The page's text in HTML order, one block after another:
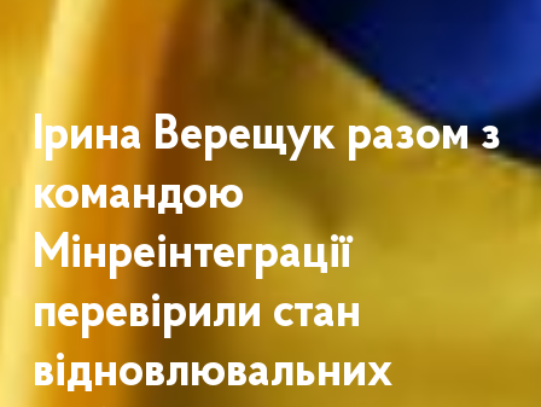
Ірина Верещук разом з
командою
Мінреінтеграції
перевірили стан
відновлювальних